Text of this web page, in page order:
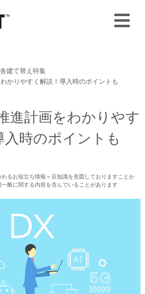
建て替え特集
かりやすく解説！導入時のポイントも
進計画をわかりやす
入時のポイントも
るお役立ち情報＝豆知識を意図しておりますことか
般に関する内容を含んでいることがあります